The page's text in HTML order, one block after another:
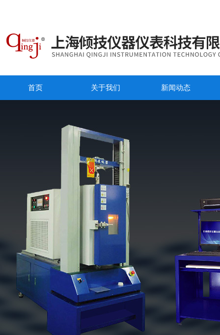
首页 关于我们 新闻动态